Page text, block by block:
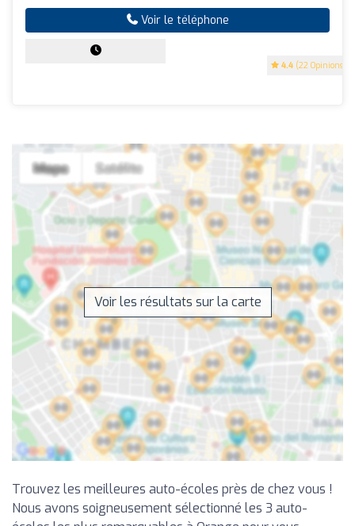
4.4 (22 Opinions)
Voir le téléphone
Voir les résultats sur la carte
Trouvez les meilleures auto-écoles près de chez vous !
Nous avons soigneusement sélectionné les 3 auto-